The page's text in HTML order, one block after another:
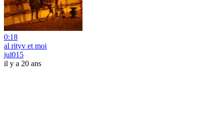
0:18
al rityv et moi
jul015
il y a 20 ans